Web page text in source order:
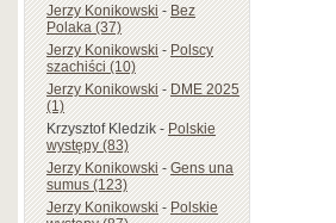
Jerzy Konikowski-Bez
Polaka (37)
Jerzy Konikowski-Polscy
szachiści (10)
Jerzy Konikowski-DME 2025
(1)
Krzysztof Kledzik-Polskie
występy (83)
Jerzy Konikowski-Gens una
sumus (123)
Jerzy Konikowski-Polskie